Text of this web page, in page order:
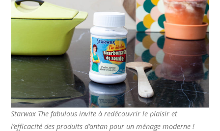
Starwax The fabulous invite à redécouvrir le plaisir et
l’efficacité des produits d’antan pour un ménage moderne !